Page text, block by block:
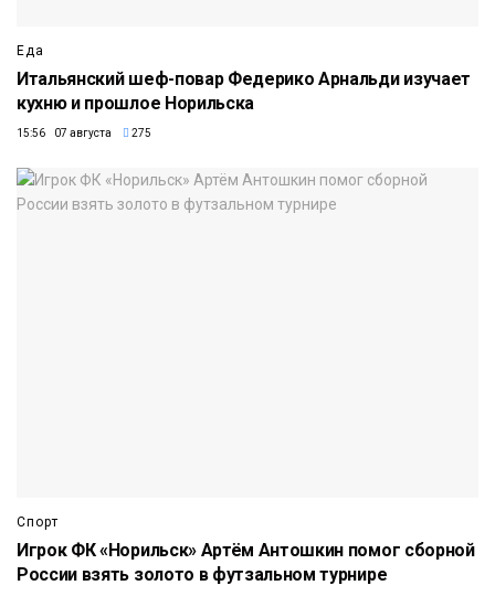
Еда
Итальянский шеф-повар Федерико Арнальди изучает
кухню и прошлое Норильска
15:56 07 августа 275
Спорт
Игрок ФК «Норильск» Артём Антошкин помог сборной
России взять золото в футзальном турнире